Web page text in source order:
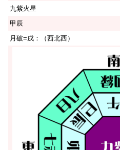
九紫火星
甲辰
月破=戌：（西北西）